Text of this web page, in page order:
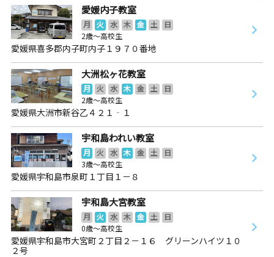
愛媛内子教室
月 火 水 木 金 土
日
2歳～高校生
愛媛県喜多郡内子町内子１９７０番地
大洲松ヶ花教室
月 火 水 木 金 土
日
2歳～高校生
愛媛県大洲市新谷乙４２１‐１
宇和島われい教室
月 火 水 木 金 土
日
3歳～高校生
愛媛県宇和島市泉町１丁目１－８
宇和島大宮教室
月 火 水 木 金 土
日
0歳～高校生
愛媛県宇和島市大宮町２丁目２－１６ グリーンハイツ１０
２号